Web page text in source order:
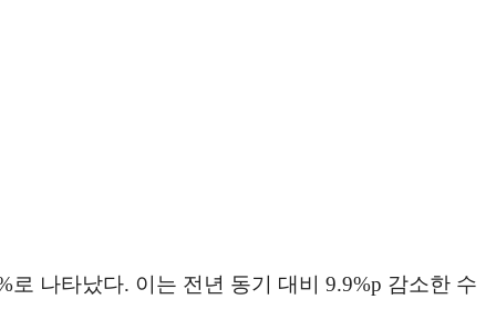
나타났다. 이는 전년 동기 대비 9.9%p 감소한 수